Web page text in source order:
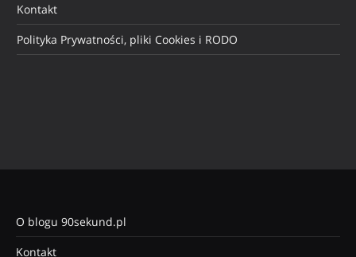
Kontakt
Polityka Prywatności, pliki Cookies i RODO
O blogu 90sekund.pl
Kontakt